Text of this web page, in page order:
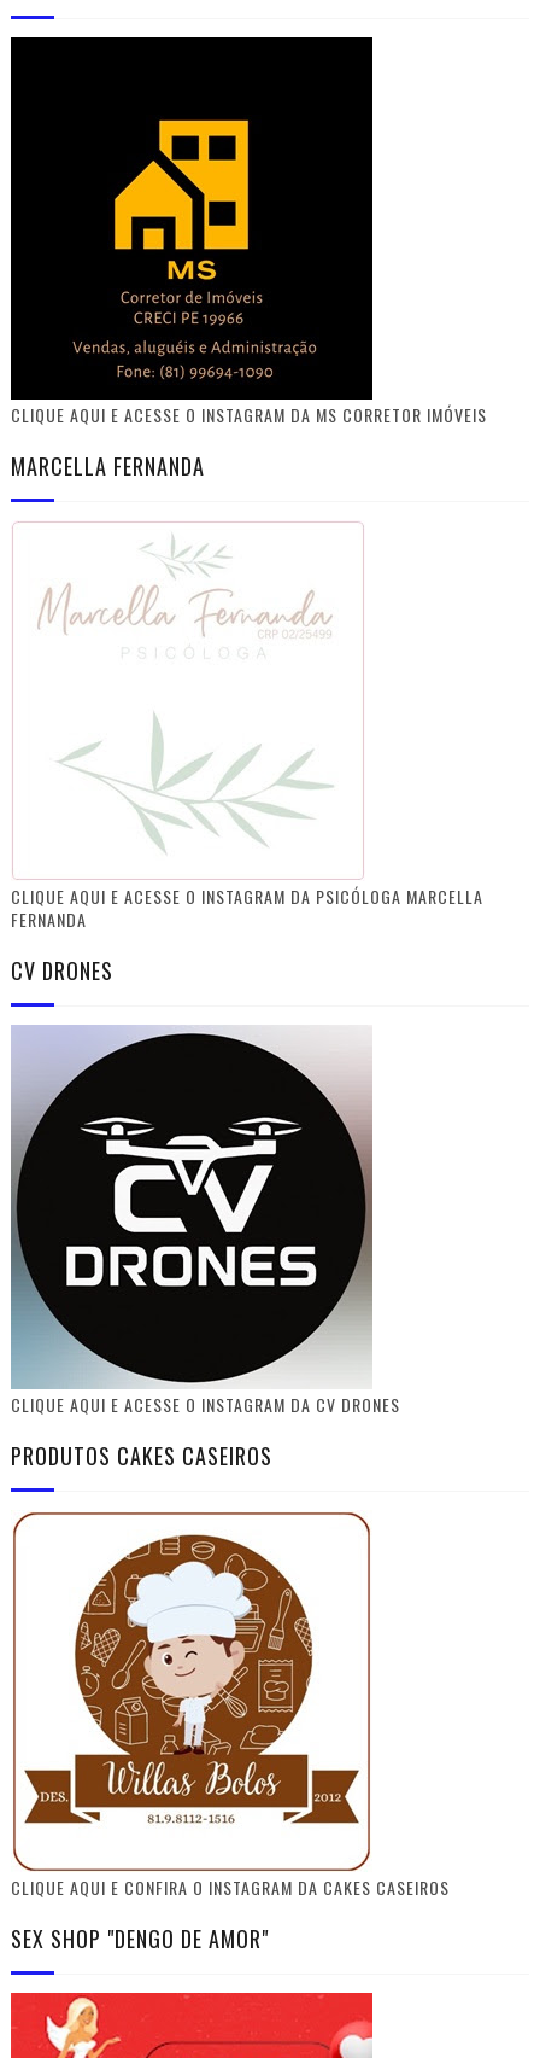
CLIQUE AQUI E ACESSE O INSTAGRAM DA MS CORRETOR IMÓVEIS
MARCELLA FERNANDA
CLIQUE AQUI E ACESSE O INSTAGRAM DA PSICÓLOGA MARCELLA
FERNANDA
CV DRONES
CLIQUE AQUI E ACESSE O INSTAGRAM DA CV DRONES
PRODUTOS CAKES CASEIROS
CLIQUE AQUI E CONFIRA O INSTAGRAM DA CAKES CASEIROS
SEX SHOP "DENGO DE AMOR"